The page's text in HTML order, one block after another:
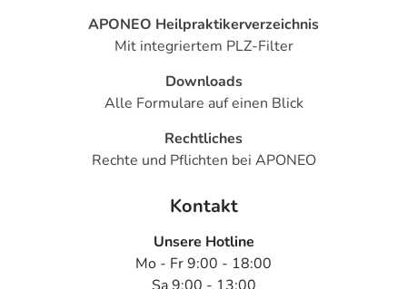
APONEO Heilpraktikerverzeichnis
Mit integriertem PLZ-Filter
Downloads
Alle Formulare auf einen Blick
Rechtliches
Rechte und Pflichten bei APONEO
Kontakt
Unsere Hotline
Mo - Fr 9:00 - 18:00